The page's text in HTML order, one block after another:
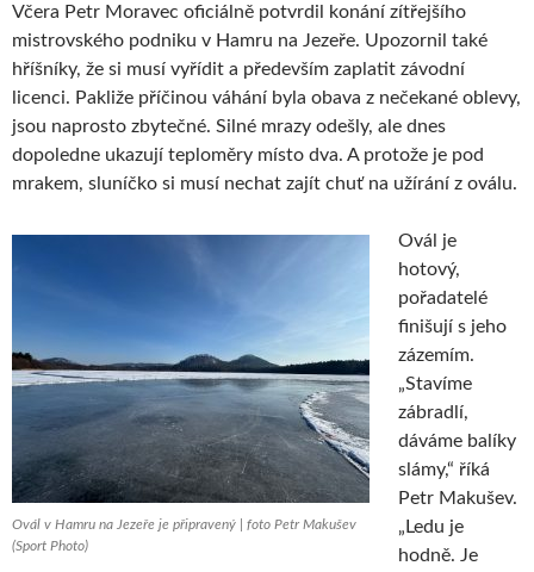
Včera Petr Moravec oficiálně potvrdil konání zítřejšího
mistrovského podniku v Hamru na Jezeře. Upozornil také
hříšníky, že si musí vyřídit a především zaplatit závodní
licenci. Pakliže příčinou váhání byla obava z nečekané oblevy,
jsou naprosto zbytečné. Silné mrazy odešly, ale dnes
dopoledne ukazují teploměry místo dva. A protože je pod
mrakem, sluníčko si musí nechat zajít chuť na užírání z oválu.
Ovál v Hamru na Jezeře je připravený | foto Petr Makušev
(Sport Photo)
Ovál je
hotový,
pořadatelé
finišují s jeho
zázemím.
„Stavíme
zábradlí,
dáváme balíky
slámy,“ říká
Petr Makušev.
„Ledu je
hodně. Je